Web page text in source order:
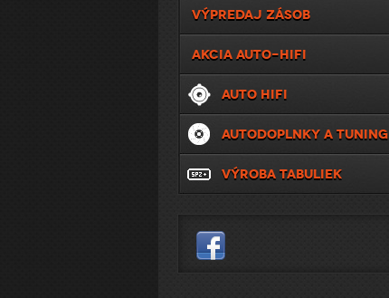
VÝPREDAJ ZÁSOB
AKCIA AUTO-HIFI
AUTO HIFI
AUTODOPLNKY A TUNING
VÝROBA TABULIEK